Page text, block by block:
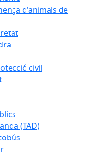
d'animals de
civil
(TAD)